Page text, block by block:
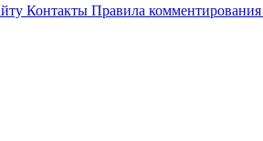
Контакты Правила комментирования